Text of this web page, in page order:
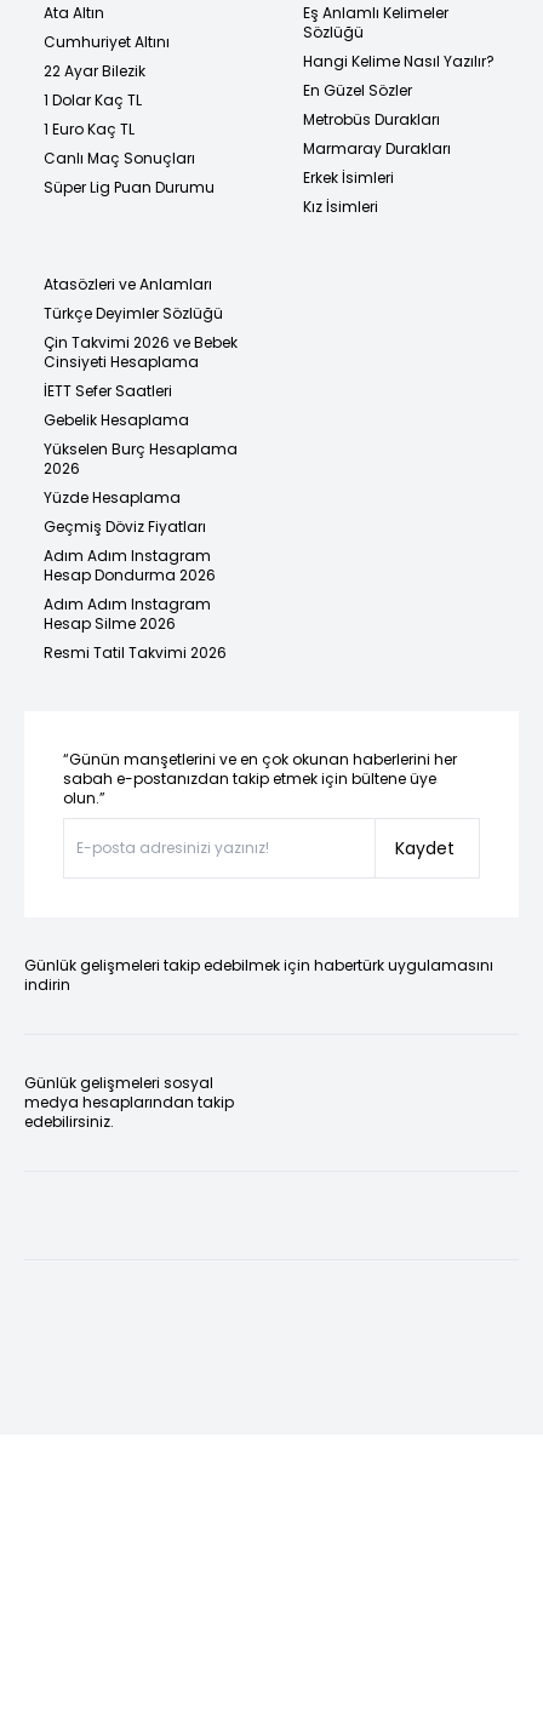
Ata Altın
Cumhuriyet Altını
22 Ayar Bilezik
1 Dolar Kaç TL
1 Euro Kaç TL
Canlı Maç Sonuçları
Süper Lig Puan Durumu
Eş Anlamlı Kelimeler
Sözlüğü
Hangi Kelime Nasıl Yazılır?
En Güzel Sözler
Metrobüs Durakları
Marmaray Durakları
Erkek İsimleri
Kız İsimleri
Atasözleri ve Anlamları
Türkçe Deyimler Sözlüğü
Çin Takvimi 2026 ve Bebek
Cinsiyeti Hesaplama
İETT Sefer Saatleri
Gebelik Hesaplama
Yükselen Burç Hesaplama
2026
Yüzde Hesaplama
Geçmiş Döviz Fiyatları
Adım Adım Instagram
Hesap Dondurma 2026
Adım Adım Instagram
Hesap Silme 2026
Resmi Tatil Takvimi 2026
“Günün manşetlerini ve en çok okunan haberlerini her
sabah e-postanızdan takip etmek için bültene üye
olun.”
Kaydet
Günlük gelişmeleri takip edebilmek için habertürk uygulamasını
indirin
Günlük gelişmeleri sosyal
medya hesaplarından takip
edebilirsiniz.